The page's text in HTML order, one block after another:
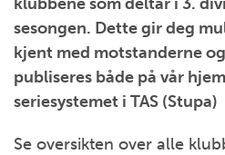
sesongen. Dette gir deg
kjent med motstanderne
publiseres både på vår
seriesystemet i TAS (Stupa)
Se oversikten over alle